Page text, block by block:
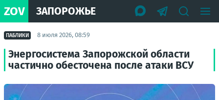
ZOV ЗАПОРОЖЬЕ
ПАБЛИКИ 8 июля 2026, 08:59
Энергосистема Запорожской области
частично обесточена после атаки ВСУ